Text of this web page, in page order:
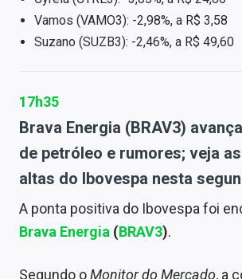
Vamos (VAMO3): -2,98%, a R$ 3,58
Suzano (SUZB3): -2,46%, a R$ 49,60
17h35
Brava Energia (BRAV3)
de petróleo e rumores; veja
altas do Ibovespa nesta
A ponta positiva do Ibovespa foi
Brava Energia (BRAV3).
Segundo oMonitor do Mercado, a